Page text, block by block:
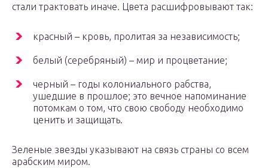
стали трактовать иначе. Цвета расшифровывают так:
красный – кровь, пролитая за независимость;
белый (серебряный) – мир и процветание;
черный – годы колониального рабства,
ушедшие в прошлое; это вечное напоминание
потомкам о том, что свою свободу необходимо
ценить и защищать.
Зеленые звезды указывают на связь страны со всем
арабским миром.